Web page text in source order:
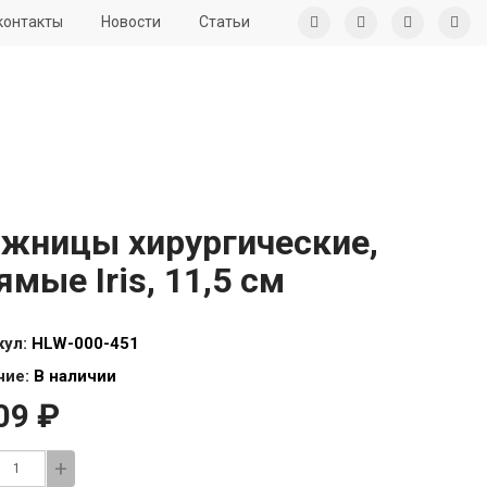
Новости Статьи
хирургические,
Iris, 11,5 см
HLW-000-451
В наличии
₽
+